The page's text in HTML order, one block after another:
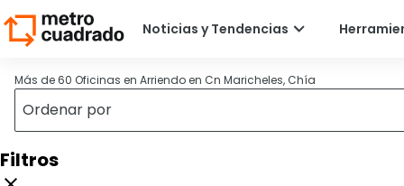
Más de 60 Oficinas en Arriendo en Cn Maricheles, Chía
Filtros